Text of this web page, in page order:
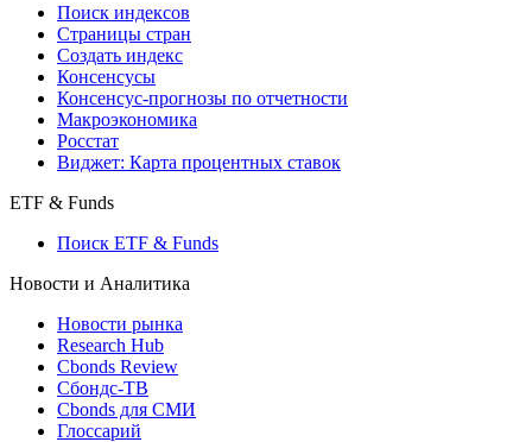
Поиск индексов
Страницы стран
Создать индекс
Консенсусы
Консенсус-прогнозы по отчетности
Макроэкономика
Росстат
Виджет: Карта процентных ставок
ETF & Funds
Поиск ETF & Funds
Новости и Аналитика
Новости рынка
Research Hub
Cbonds Review
Сбондс-ТВ
Cbonds для СМИ
Глоссарий